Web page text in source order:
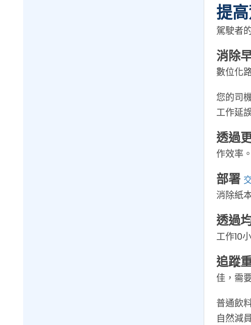
提
駕駛者
消除
數位化
您的司
工作延
透過
作效率
部署
消除紙
透過
工作10
追蹤
佳，需
普通飲
自然減